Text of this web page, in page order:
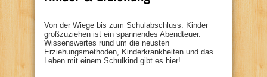
Von der Wiege bis zum Schulabschluss: Kinder
großzuziehen ist ein spannendes Abendteuer.
Wissenswertes rund um die neusten
Erziehungsmethoden, Kinderkrankheiten und das
Leben mit einem Schulkind gibt es hier!